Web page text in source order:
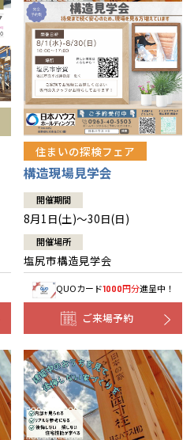
住まいの探検フェア
構造現場見学会
開催期間
8月1日(土)～30日(日)
開催場所
塩尻市構造見学会
QUOカード1000円分進呈中！
ご来場予約